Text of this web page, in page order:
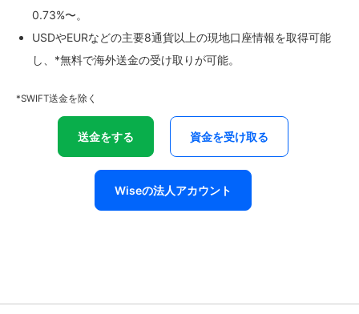
0.73%〜。
USDやEURなどの主要8通貨以上の現地口座情報を取得可能
し、*無料で海外送金の受け取りが可能。
*SWIFT送金を除く
送金をする 資金を受け取る
Wiseの法人アカウント